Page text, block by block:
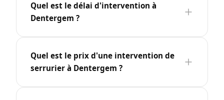
Quel est le délai d'intervention à
Dentergem ?
Quel est le prix d'une intervention de
serrurier à Dentergem ?